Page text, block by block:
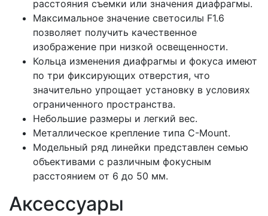
расстояния съемки или значения диафрагмы.
Максимальное значение светосилы F1.6
позволяет получить качественное
изображение при низкой освещенности.
Кольца изменения диафрагмы и фокуса имеют
по три фиксирующих отверстия, что
значительно упрощает установку в условиях
ограниченного пространства.
Небольшие размеры и легкий вес.
Металлическое крепление типа C-Mount.
Модельный ряд линейки представлен семью
объективами с различным фокусным
расстоянием от 6 до 50 мм.
Аксессуары